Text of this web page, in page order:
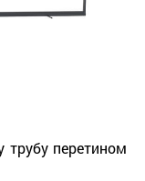
трубу перетином